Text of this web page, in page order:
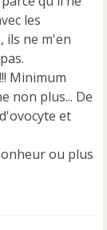
les
ils ne m'en
Minimum
non plus... De
et
ou plus